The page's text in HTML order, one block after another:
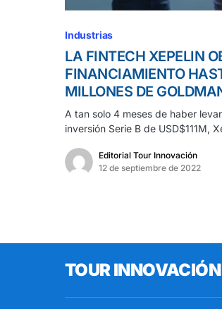
Industrias
LA FINTECH XEPELIN
FINANCIAMIENTO
MILLONES DE
A tan solo 4 meses de haber
inversión Serie B de USD$111M,
Editorial Tour Innovación
12 de septiembre de 2022
TOUR INNOVACIÓN